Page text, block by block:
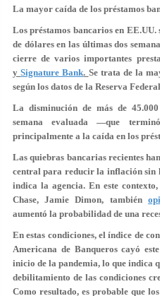
La mayor caída de los préstamos
Los préstamos bancarios en
de dólares en las últimas dos
cierre de varios importantes
ySignature Bank. Se trata de la
según los datos de la Reserva
La disminución de más de
semana evaluada —que
principalmente a la caída en los
Las quiebras bancarias recientes
central para reducir la inflación sin
indica la agencia. En este
Chase, Jamie Dimon, también
aumentó la probabilidad de una
En estas condiciones, elíndice de
Americana de Banqueros cayó
inicio de la pandemia, lo que indica
debilitamiento de las condiciones
Como resultado, es probable que